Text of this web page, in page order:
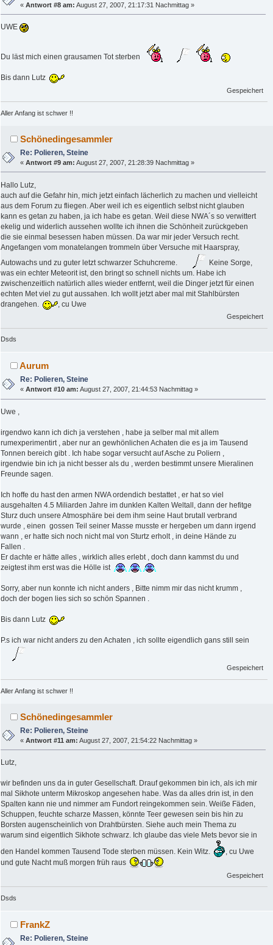
«Antwort #8 am: August 27, 2007, 21:17:31 Nachmittag »
UWE
Du läst mich einen grausamen Tot sterben
Bis dann Lutz
Gespeichert
Aller Anfang ist schwer !!
Schönedingesammler
Re: Polieren, Steine
«Antwort #9 am: August 27, 2007, 21:28:39 Nachmittag »
Hallo Lutz,
auch auf die Gefahr hin, mich jetzt einfach lächerlich zu machen und vielleicht
aus dem Forum zu fliegen. Aber weil ich es eigentlich selbst nicht glauben
kann es getan zu haben, ja ich habe es getan. Weil diese NWA´s so verwittert
ekelig und widerlich aussehen wollte ich ihnen die Schönheit zurückgeben
die sie einmal besessen haben müssen. Da war mir jeder Versuch recht.
Angefangen vom monatelangen trommeln über Versuche mit Haarspray,
Autowachs und zu guter letzt schwarzer Schuhcreme.
Keine Sorge,
was ein echter Meteorit ist, den bringt so schnell nichts um. Habe ich
zwischenzeitlich natürlich alles wieder entfernt, weil die Dinger jetzt für einen
echten Met viel zu gut aussahen. Ich wollt jetzt aber mal mit Stahlbürsten
drangehen.
, cu Uwe
Gespeichert
Dsds
Aurum
Re: Polieren, Steine
«Antwort #10 am: August 27, 2007, 21:44:53 Nachmittag »
Uwe ,
irgendwo kann ich dich ja verstehen , habe ja selber mal mit allem
rumexperimentirt , aber nur an gewhönlichen Achaten die es ja im Tausend
Tonnen bereich gibt . Ich habe sogar versucht auf Asche zu Poliern ,
irgendwie bin ich ja nicht besser als du , werden bestimmt unsere Mieralinen
Freunde sagen.
Ich hoffe du hast den armen NWA ordendich bestattet , er hat so viel
ausgehalten 4.5 Miliarden Jahre im dunklen Kalten Weltall, dann der hefitge
Sturz duch unsere Atmosphäre bei dem ihm seine Haut brutall verbrand
wurde , einen gossen Teil seiner Masse musste er hergeben um dann irgend
wann , er hatte sich noch nicht mal von Sturtz erholt , in deine Hände zu
Fallen .
Er dachte er hätte alles , wirklich alles erlebt , doch dann kammst du und
zeigtest ihm erst was die Hölle ist
Sorry, aber nun konnte ich nicht anders , Bitte nimm mir das nicht krumm ,
doch der bogen lies sich so schön Spannen .
Bis dann Lutz
P.s ich war nicht anders zu den Achaten , ich sollte eigendlich gans still sein
Gespeichert
Aller Anfang ist schwer !!
Schönedingesammler
Re: Polieren, Steine
«Antwort #11 am: August 27, 2007, 21:54:22 Nachmittag »
Lutz,
wir befinden uns da in guter Gesellschaft. Drauf gekommen bin ich, als ich mir
mal Sikhote unterm Mikroskop angesehen habe. Was da alles drin ist, in den
Spalten kann nie und nimmer am Fundort reingekommen sein. Weiße Fäden,
Schuppen, feuchte scharze Massen, könnte Teer gewesen sein bis hin zu
Borsten augenscheinlich von Drahtbürsten. Siehe auch mein Thema zu
warum sind eigentlich Sikhote schwarz. Ich glaube das viele Mets bevor sie in
den Handel kommen Tausend Tode sterben müssen. Kein Witz.
, cu Uwe
und gute Nacht muß morgen früh raus
Gespeichert
Dsds
FrankZ
Re: Polieren, Steine